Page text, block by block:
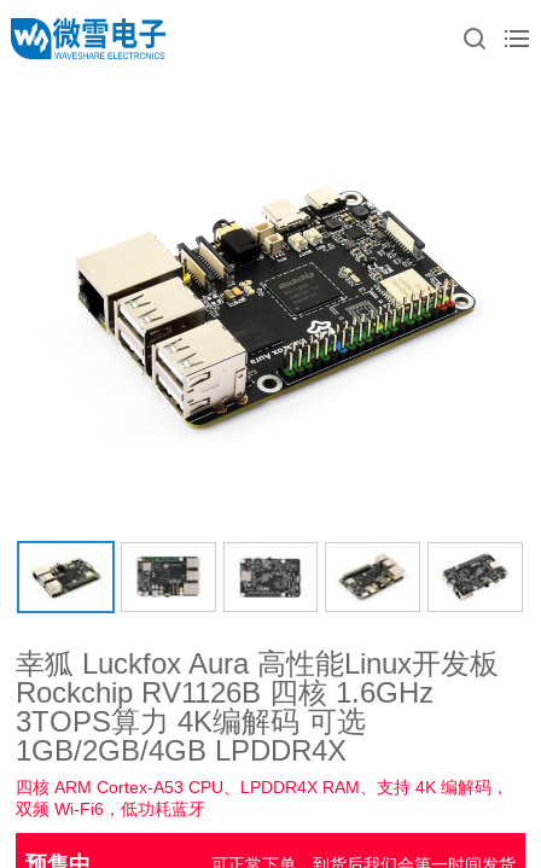
幸狐 Luckfox Aura 高性能Linux开发板
Rockchip RV1126B 四核 1.6GHz
3TOPS算力 4K编解码 可选
1GB/2GB/4GB LPDDR4X
四核 ARM Cortex-A53 CPU、LPDDR4X RAM、支持 4K 编解码，
双频 Wi-Fi6，低功耗蓝牙